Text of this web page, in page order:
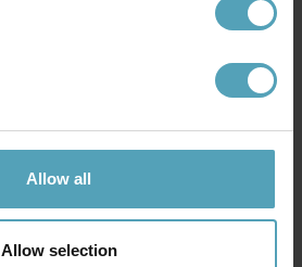
Allow all
Allow selection
Halo Ø60 plafond
2 294 kr
Rek. 2 699 kr